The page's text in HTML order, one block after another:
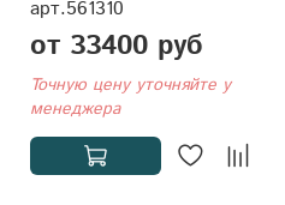
арт.561310
от 33400 руб
Точную цену уточняйте у
менеджера